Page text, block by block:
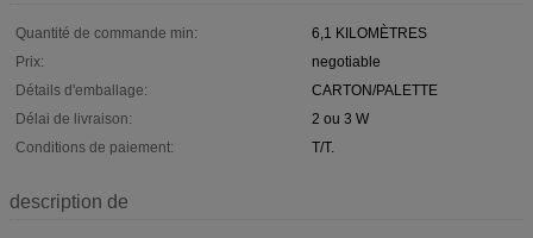
Quantité de commande min:
6,1 KILOMÈTRES
Prix:
negotiable
Détails d'emballage:
CARTON/PALETTE
Délai de livraison:
2 ou 3 W
Conditions de paiement:
T/T.
description de